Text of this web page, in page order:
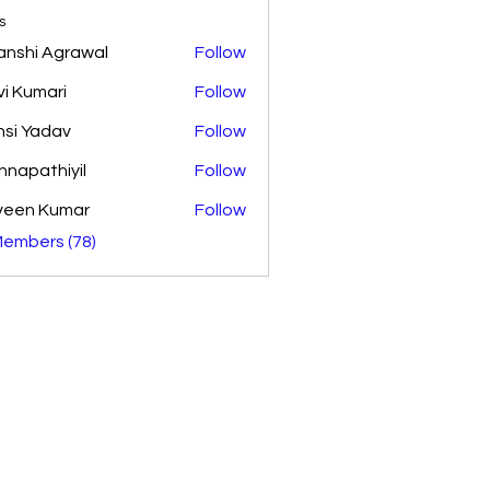
Agrawal Follow
Kumari Follow
Yadav Follow
Follow
Kumar
Follow
(78)